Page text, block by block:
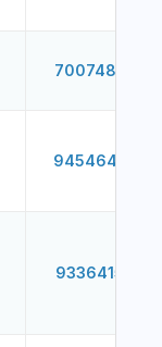
7007486234
9454644786
9336415498